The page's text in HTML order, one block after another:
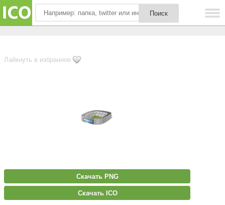
Лайкнуть в избранное
Скачать PNG
Скачать ICO